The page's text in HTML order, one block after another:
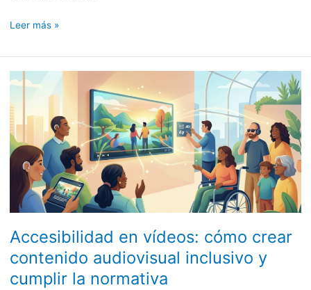
Leer más »
Accesibilidad en vídeos: cómo crear
contenido audiovisual inclusivo y
cumplir la normativa
Accesibilidad
vídeos:
cómo
crear
contenido
audiovisual
inclusivo
cumplir
la